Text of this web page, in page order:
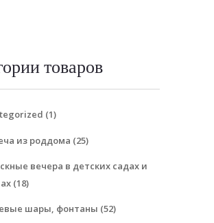
товаров
(1)
из роддома (25)
вечера в детских садах и
(18)
шары, фонтаны (52)